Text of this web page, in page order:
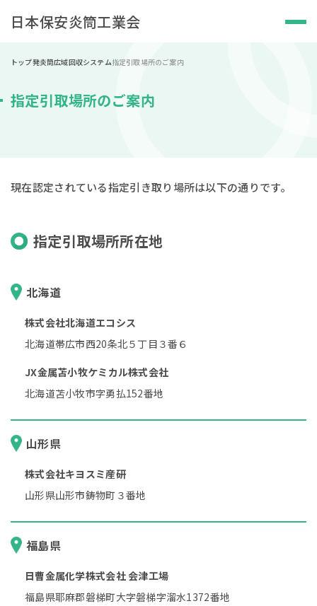
日本保安炎筒工業会
トップ発炎筒広域回収システム指定引取場所のご案内
指定引取場所のご案内
現在認定されている指定引き取り場所は以下の通りです。
指定引取場所所在地
北海道
株式会社北海道エコシス
北海道帯広市西20条北５丁目３番６
JX金属苫小牧ケミカル株式会社
北海道苫小牧市字勇払152番地
山形県
株式会社キヨスミ産研
山形県山形市鋳物町３番地
福島県
日曹金属化学株式会社 会津工場
福島県耶麻郡磐梯町大字磐梯字溜水1372番地